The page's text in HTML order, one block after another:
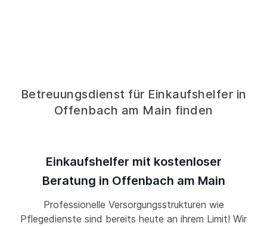
Betreuungsdienst für Einkaufshelfer in
Offenbach am Main finden
Einkaufshelfer mit kostenloser
Beratung in Offenbach am Main
Professionelle Versorgungsstrukturen wie
Pflegedienste sind bereits heute an ihrem Limit! Wir